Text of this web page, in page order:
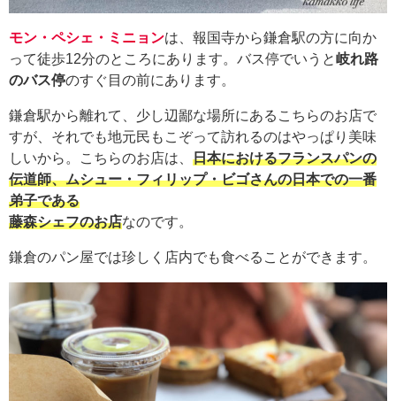
モン・ペシェ・ミニョンは、報国寺から鎌倉駅の方に向か
って徒歩12分のところにあります。バス停でいうと岐れ路
のバス停のすぐ目の前にあります。
鎌倉駅から離れて、少し辺鄙な場所にあるこちらのお店で
すが、それでも地元民もこぞって訪れるのはやっぱり美味
しいから。こちらのお店は、 日本におけるフランスパンの
伝道師、ムシュー・フィリップ・ビゴさんの日本での一番
弟子である
藤森シェフのお店なのです。
鎌倉のパン屋では珍しく店内でも食べることができます。